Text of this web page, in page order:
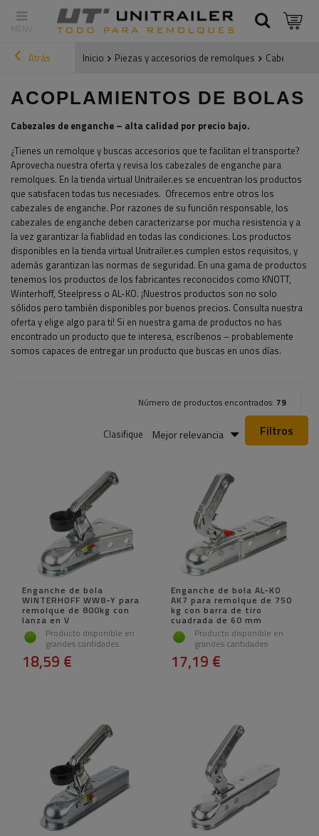
Atrás Inicio Piezas y accesorios de remolques Cabezales
ACOPLAMIENTOS DE BOLAS
Cabezales de enganche – alta calidad por precio bajo.
¿Tienes un remolque y buscas accesorios que te facilitan el transporte?
Aprovecha nuestra oferta y revisa los cabezales de enganche para
remolques. En la tienda virtual Unitrailer.es se encuentran los productos
que satisfacen todas tus necesiades. Ofrecemos entre otros los
cabezales de enganche. Por razones de su función responsable, los
cabezales de enganche deben caracterizarse por mucha resistencia y a
la vez garantizar la fiablidad en todas las condiciones. Los productos
disponibles en la tienda virtual Unitrailer.es cumplen estos requisitos, y
además garantizan las normas de seguridad. En una gama de productos
tenemos los productos de los fabricantes reconocidos como KNOTT,
Winterhoff, Steelpress o AL-KO. ¡Nuestros productos son no solo
sólidos pero también disponibles por buenos precios. Consulta nuestra
oferta y elige algo para ti! Si en nuestra gama de productos no has
encontrado un producto que te interesa, escríbenos – probablemente
somos capaces de entregar un producto que buscas en unos días.
Número de productos encontrados: 79
Clasifique Mejor relevancia Filtros
Enganche de bola
WINTERHOFF WW8-Y para
remolque de 800kg con
lanza en V
Producto disponible en
grandes cantidades
18,59 €
Enganche de bola AL-KO
AK7 para remolque de 750
kg con barra de tiro
cuadrada de 60 mm
Producto disponible en
grandes cantidades
17,19 €